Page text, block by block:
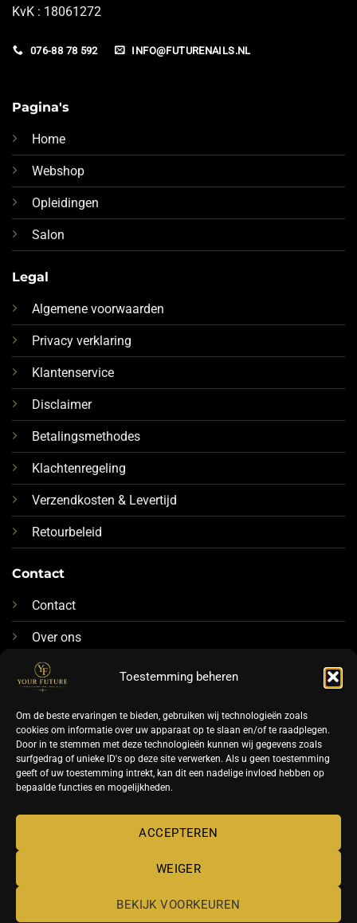
Toestemming beheren
Om de beste ervaringen te bieden, gebruiken wij technologieën zoals
cookies om informatie over uw apparaat op te slaan en/of te raadplegen.
Door in te stemmen met deze technologieën kunnen wij gegevens zoals
surfgedrag of unieke ID's op deze site verwerken. Als u geen toestemming
geeft of uw toestemming intrekt, kan dit een nadelige invloed hebben op
bepaalde functies en mogelijkheden.
ACCEPTEREN
WEIGER
BEKIJK VOORKEUREN
KvK : 18061272
076-88 78 592 INFO@FUTURENAILS.NL
Pagina's
Home
Webshop
Opleidingen
Salon
Legal
Algemene voorwaarden
Privacy verklaring
Klantenservice
Disclaimer
Betalingsmethodes
Klachtenregeling
Verzendkosten & Levertijd
Retourbeleid
Contact
Contact
Over ons
076-88 78 592
2026 UX Themes